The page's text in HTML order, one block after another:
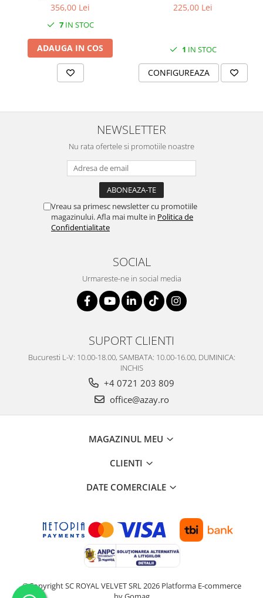
356,00 Lei
7IN STOC
ADAUGA IN COS
225,00 Lei
1 IN STOC
CONFIGUREAZA
NEWSLETTER
Nu rata ofertele si promotiile noastre
Vreau sa primesc newsletter cu promotiile
magazinului. Afla mai multe in Politica de
Confidentialitate
SOCIAL
Urmareste-ne in social media
SUPORT CLIENTI
Bucuresti L-V: 10.00-18.00, SAMBATA: 10.00-16.00, DUMINICA:
INCHIS
+4 0721 203 809
office@azay.ro
MAGAZINUL MEU
CLIENTI
DATE COMERCIALE
©Copyright SC ROYAL VELVET SRL 2026 Platforma E-commerce